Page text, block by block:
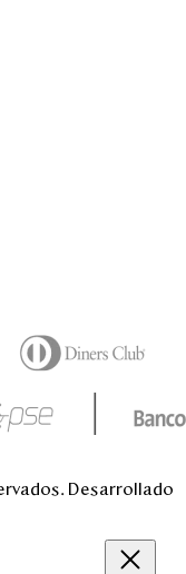
Desarrollado